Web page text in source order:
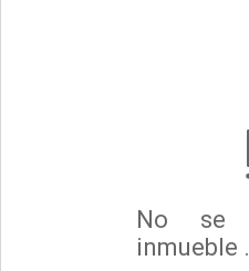
No se
inmueble .